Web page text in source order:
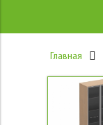
Главная